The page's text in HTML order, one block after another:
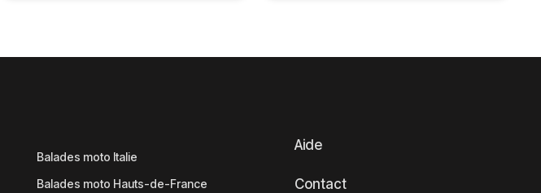
Balades moto Italie
Balades moto Hauts-de-France
Aide
Contact